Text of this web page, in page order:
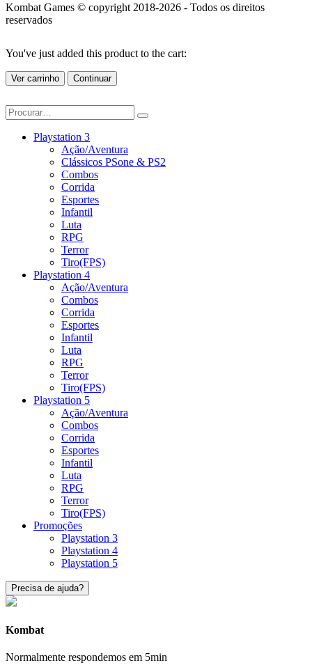
Kombat Games © copyright 2018-2026 - Todos os direitos
reservados
You've just added this product to the cart:
Ver carrinho Continuar
Playstation 3
Ação/Aventura
Clássicos PSone & PS2
Combos
Corrida
Esportes
Infantil
Luta
RPG
Terror
Tiro(FPS)
Playstation 4
Ação/Aventura
Combos
Corrida
Esportes
Infantil
Luta
RPG
Terror
Tiro(FPS)
Playstation 5
Ação/Aventura
Combos
Corrida
Esportes
Infantil
Luta
RPG
Terror
Tiro(FPS)
Promoções
Playstation 3
Playstation 4
Playstation 5
Precisa de ajuda?
Kombat
Normalmente respondemos em 5min